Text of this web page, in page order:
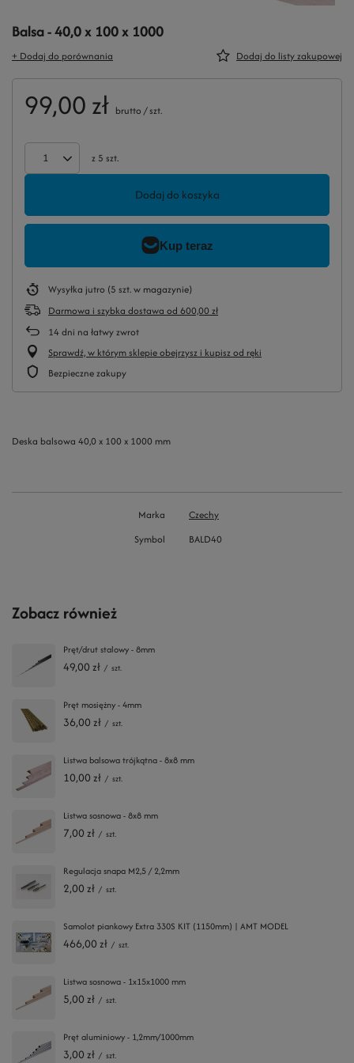
Balsa - 40,0 x 100 x 1000
+ Dodaj do porównania Dodaj do listy zakupowej
99,00 zł brutto /szt.
z 5 szt.
Dodaj do koszyka
Wysyłka jutro (5 szt. w magazynie)
Darmowa i szybka dostawa od 600,00 zł
14dni na łatwy zwrot
Sprawdź, w którym sklepie obejrzysz i kupisz od ręki
Bezpieczne zakupy
Deska balsowa 40,0 x 100 x 1000 mm
Marka
Czechy
Symbol
BALD40
Zobacz również
Pręt/drut stalowy - 8mm
49,00 zł / szt.
Pręt mosiężny - 4mm
36,00 zł / szt.
Listwa balsowa trójkątna - 8x8 mm
10,00 zł / szt.
Listwa sosnowa - 8x8 mm
7,00 zł / szt.
Regulacja snapa M2,5 / 2,2mm
2,00 zł / szt.
Samolot piankowy Extra 330S KIT (1150mm) | AMT MODEL
466,00 zł / szt.
Listwa sosnowa - 1x15x1000 mm
5,00 zł / szt.
Pręt aluminiowy - 1,2mm/1000mm
3,00 zł / szt.